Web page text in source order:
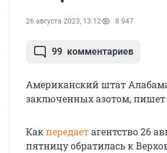
26 августа 2023, 13:12 8 947
99 комментариев
Американский штат
заключенных азотом, пишет
Какпередаетагентство 26
пятницу обратилась к